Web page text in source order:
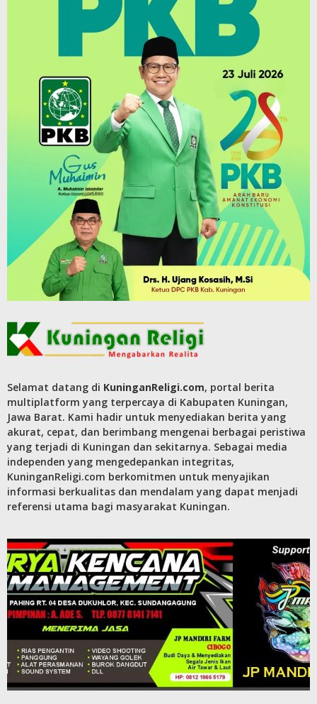
Selamat datang di KuninganReligi.com, portal berita
multiplatform yang terpercaya di Kabupaten Kuningan,
Jawa Barat. Kami hadir untuk menyediakan berita yang
akurat, cepat, dan berimbang mengenai berbagai peristiwa
yang terjadi di Kuningan dan sekitarnya. Sebagai media
independen yang mengedepankan integritas,
KuninganReligi.com berkomitmen untuk menyajikan
informasi berkualitas dan mendalam yang dapat menjadi
referensi utama bagi masyarakat Kuningan.